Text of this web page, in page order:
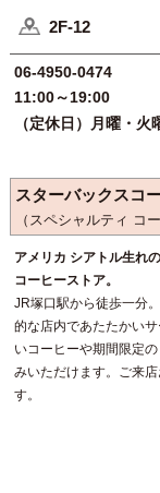
2F-12
06-4950-0474
11:00～19:00
（定休日）月曜・火
スターバックスコ
（スペシャルティ コ
アメリカ シアトル生れ
コーヒーストア。
JR塚口駅から徒歩一分
的な店内であたたかい
いコーヒーや期間限定
みいただけます。ご来
す。